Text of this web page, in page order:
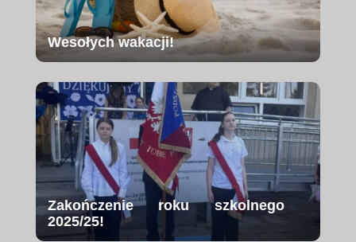
Wesołych wakacji!
Zakończenie roku szkolnego
2025/25!